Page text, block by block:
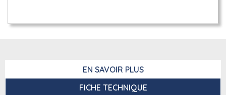
EN SAVOIR PLUS
FICHE TECHNIQUE